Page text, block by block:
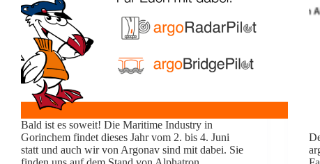
Bald ist es soweit! Die Maritime Industry in
Gorinchem findet dieses Jahr vom 2. bis 4. Juni
statt und auch wir von Argonav sind mit dabei. Sie